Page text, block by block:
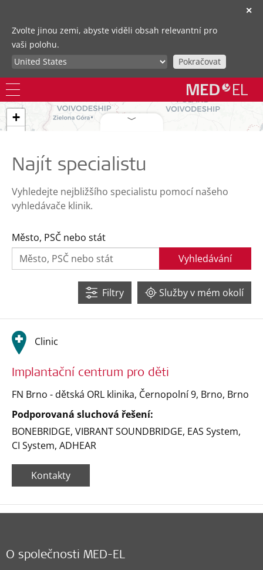
✕
Zvolte jinou zemi, abyste viděli obsah relevantní pro
vaši polohu.
Pokračovat
+
Najít specialistu
Vyhledejte nejbližšího specialistu pomocí našeho
vyhledávače klinik.
Město, PSČ nebo stát
Vyhledávání
Služby v mém okolí
Filtry
Clinic
Implantační centrum pro děti
FN Brno - dětská ORL klinika, Černopolní 9, Brno, Brno
Podporovaná sluchová řešení:
BONEBRIDGE, VIBRANT SOUNDBRIDGE, EAS System,
CI System, ADHEAR
Kontakty
Implantační centrum pro dospělé
O společnosti MED-EL